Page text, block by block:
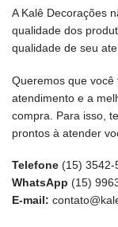
A Kalê Decorações
qualidade dos
qualidade de seu
Queremos que você
atendimento e a
compra. Para isso,
prontos à atender
Telefone (15) 3542-
WhatsApp (15)
E-mail: